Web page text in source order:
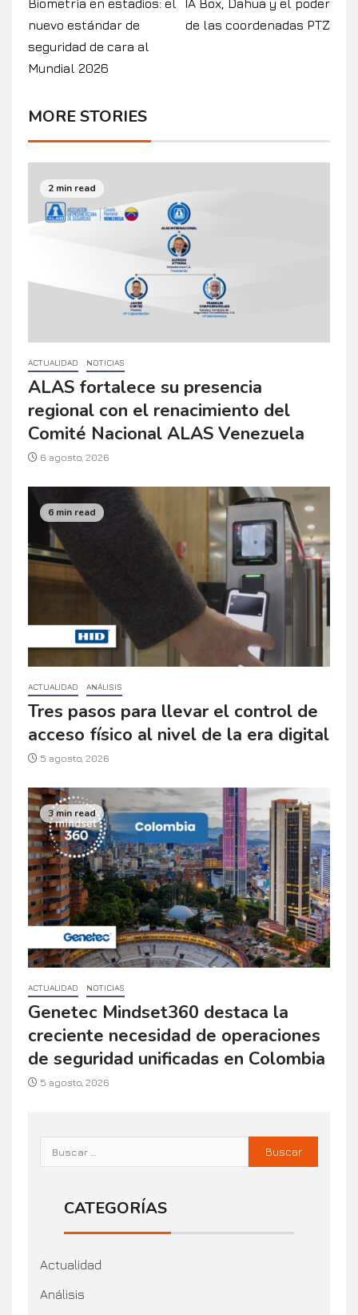
Biometría en estadios: el
nuevo estándar de
seguridad de cara al
Mundial 2026
IA Box, Dahua y el poder
de las coordenadas PTZ
MORE STORIES
2 min read
ACTUALIDAD NOTICIAS
ALAS fortalece su presencia
regional con el renacimiento del
Comité Nacional ALAS Venezuela
6 agosto, 2026
6 min read
ACTUALIDAD ANÁLISIS
Tres pasos para llevar el control de
acceso físico al nivel de la era digital
5 agosto, 2026
3 min read
ACTUALIDAD NOTICIAS
Genetec Mindset360 destaca la
creciente necesidad de operaciones
de seguridad unificadas en Colombia
5 agosto, 2026
CATEGORÍAS
Actualidad
Análisis